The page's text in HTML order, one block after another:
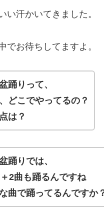
い汗かいてきました。
でお待ちしてますよ。
踊りって、
どこでやってるの？
は？
踊りでは、
2曲も踊るんですね
曲で踊ってるんですか